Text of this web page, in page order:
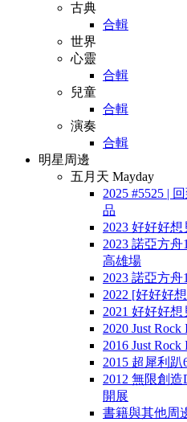
古典
合輯
世界
心靈
合輯
兒童
合輯
演奏
合輯
明星周邊
五月天 Mayday
2025 #5525 |
品
2023 好好好
2023 諾亞方
高雄場
2023 諾亞方
2022 [好好好
2021 好好好
2020 Just
2016 Just
2015 超犀利趴
2012 無限創
開展
書籍與其他周